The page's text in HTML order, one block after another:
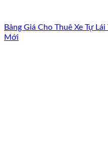
Bảng Giá Cho Thuê Xe Tự
Mới